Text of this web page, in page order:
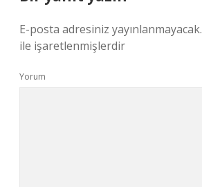
E-posta adresiniz yayınlanmayacak.
ile işaretlenmişlerdir
Yorum